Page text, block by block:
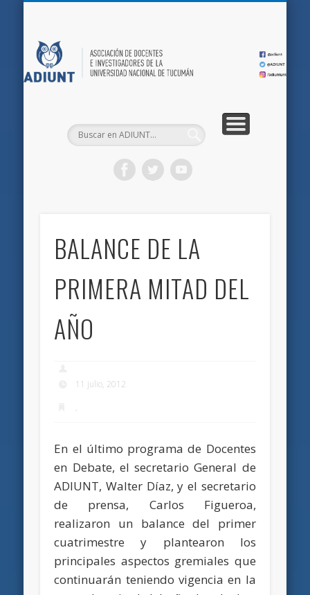
BALANCE DE LA
PRIMERA MITAD DEL
AÑO
11 julio, 2012
,
En el último programa de Docentes
en Debate, el secretario General de
ADIUNT, Walter Díaz, y el secretario
de prensa, Carlos Figueroa,
realizaron un balance del primer
cuatrimestre y plantearon los
principales aspectos gremiales que
continuarán teniendo vigencia en la